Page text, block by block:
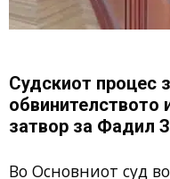
Судскиот процес
обвинителството
затвор за Фадил
Во Основниот суд